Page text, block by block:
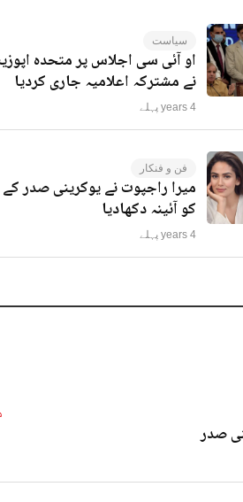
سیاست
او آئی سی اجلاس پر متحدہ
نے مشترکہ اعلامیہ جاری کردیا
4 years پہلے
فن و فنکار
میرا راجپوت نے یوکرینی صدر کے
کو آئینہ دکھادیا
4 years پہلے
صدر